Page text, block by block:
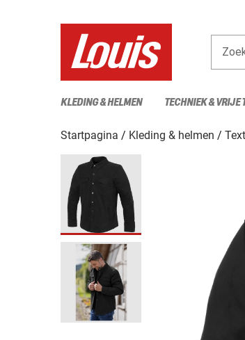
KLEDING & HELMEN TECHNIEK & VRIJE
Startpagina Kleding & helmen